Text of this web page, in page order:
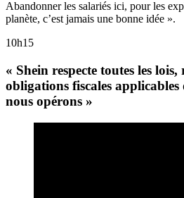
Abandonner les salariés ici, pour les
planète, c’est jamais une bonne idée ».
10h15
« Shein respecte toutes les
obligations fiscales applicables
nous opérons »